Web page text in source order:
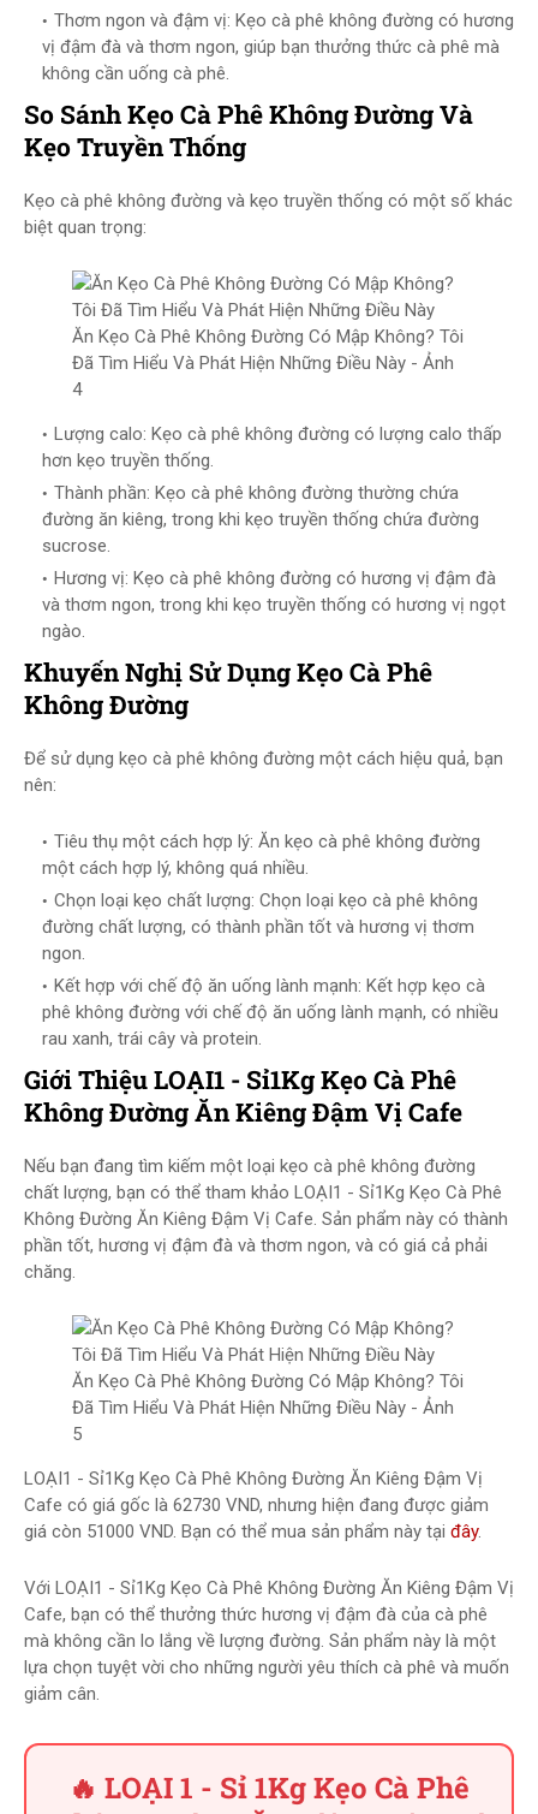
Thơm ngon và đậm vị: Kẹo cà phê không đường có hương
vị đậm đà và thơm ngon, giúp bạn thưởng thức cà phê mà
không cần uống cà phê.
So Sánh Kẹo Cà Phê Không Đường Và
Kẹo Truyền Thống
Kẹo cà phê không đường và kẹo truyền thống có một số khác
biệt quan trọng:
Ăn Kẹo Cà Phê Không Đường Có Mập Không? Tôi
Đã Tìm Hiểu Và Phát Hiện Những Điều Này - Ảnh
4
Lượng calo: Kẹo cà phê không đường có lượng calo thấp
hơn kẹo truyền thống.
Thành phần: Kẹo cà phê không đường thường chứa
đường ăn kiêng, trong khi kẹo truyền thống chứa đường
sucrose.
Hương vị: Kẹo cà phê không đường có hương vị đậm đà
và thơm ngon, trong khi kẹo truyền thống có hương vị ngọt
ngào.
Khuyến Nghị Sử Dụng Kẹo Cà Phê
Không Đường
Để sử dụng kẹo cà phê không đường một cách hiệu quả, bạn
nên:
Tiêu thụ một cách hợp lý: Ăn kẹo cà phê không đường
một cách hợp lý, không quá nhiều.
Chọn loại kẹo chất lượng: Chọn loại kẹo cà phê không
đường chất lượng, có thành phần tốt và hương vị thơm
ngon.
Kết hợp với chế độ ăn uống lành mạnh: Kết hợp kẹo cà
phê không đường với chế độ ăn uống lành mạnh, có nhiều
rau xanh, trái cây và protein.
Giới Thiệu LOẠI1 - Sỉ1Kg Kẹo Cà Phê
Không Đường Ăn Kiêng Đậm Vị Cafe
Nếu bạn đang tìm kiếm một loại kẹo cà phê không đường
chất lượng, bạn có thể tham khảo LOẠI1 - Sỉ1Kg Kẹo Cà Phê
Không Đường Ăn Kiêng Đậm Vị Cafe. Sản phẩm này có thành
phần tốt, hương vị đậm đà và thơm ngon, và có giá cả phải
chăng.
Ăn Kẹo Cà Phê Không Đường Có Mập Không? Tôi
Đã Tìm Hiểu Và Phát Hiện Những Điều Này - Ảnh
5
LOẠI1 - Sỉ1Kg Kẹo Cà Phê Không Đường Ăn Kiêng Đậm Vị
Cafe có giá gốc là 62730 VND, nhưng hiện đang được giảm
giá còn 51000 VND. Bạn có thể mua sản phẩm này tại đây.
Với LOẠI1 - Sỉ1Kg Kẹo Cà Phê Không Đường Ăn Kiêng Đậm Vị
Cafe, bạn có thể thưởng thức hương vị đậm đà của cà phê
mà không cần lo lắng về lượng đường. Sản phẩm này là một
lựa chọn tuyệt vời cho những người yêu thích cà phê và muốn
giảm cân.
🔥 LOẠI 1 - Sỉ 1Kg Kẹo Cà Phê